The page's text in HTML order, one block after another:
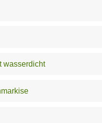
wasserdicht